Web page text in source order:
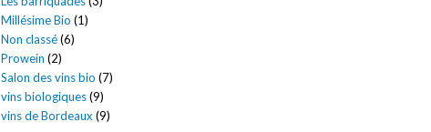
Millésime Bio (1)
Non classé(6)
Prowein (2)
Salon des vins bio (7)
vins biologiques(9)
vins de Bordeaux (9)